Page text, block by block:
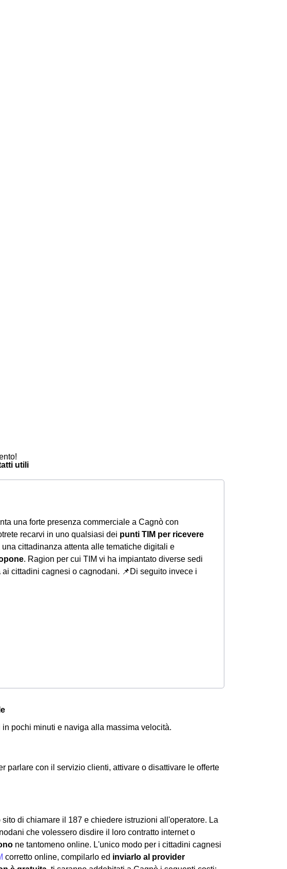
utili
una forte presenza commerciale a Cagnò con
recarvi in uno qualsiasi dei punti TIM per ricevere
cittadinanza attenta alle tematiche digitali e
. Ragion per cui TIM vi ha impiantato diverse sedi
ai cittadini cagnesi o cagnodani. 📌Di seguito invece i
pochi minuti e naviga alla massima velocità.
parlare con il servizio clienti, attivare o disattivare le offerte
di chiamare il 187 e chiedere istruzioni all'operatore. La
che volessero disdire il loro contratto internet o
ne tantomeno online. L'unico modo per i cittadini cagnesi
corretto online, compilarlo ed inviarlo al provider